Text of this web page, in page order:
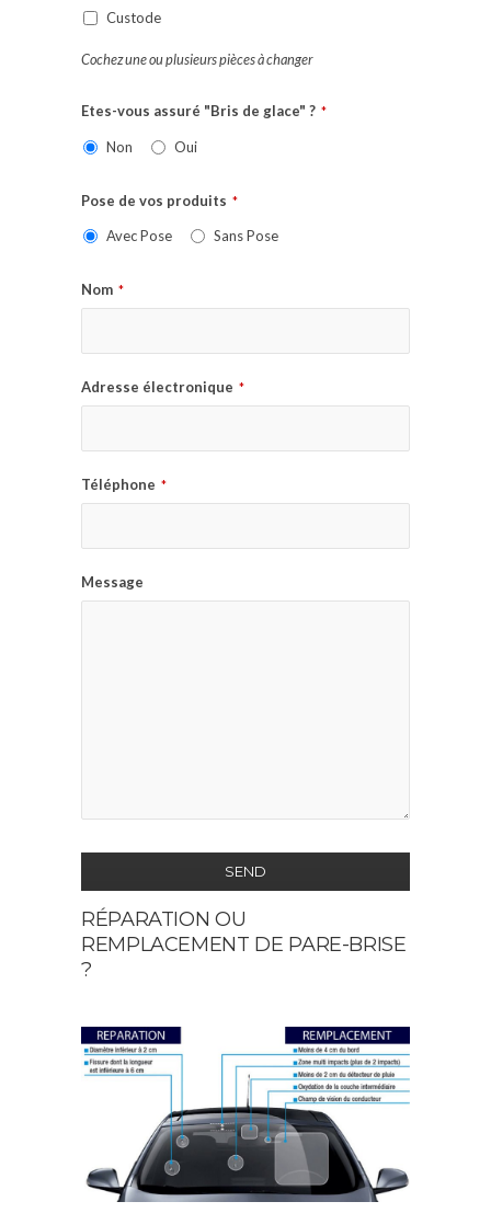
Custode
Cochez une ou plusieurs pièces à changer
Etes-vous assuré "Bris de glace" ? *
Non Oui
Pose de vos produits *
Avec Pose Sans Pose
Nom *
Adresse électronique *
Téléphone *
Message
SEND
This
field
should
left
blank
RÉPARATION OU
REMPLACEMENT DE PARE-BRISE
?